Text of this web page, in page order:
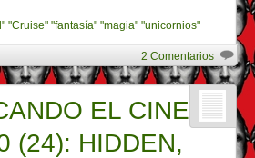
"Cruise" "fantasía" "magia" "unicornios"
2 Comentarios
EL CINE
(24): HIDDEN,